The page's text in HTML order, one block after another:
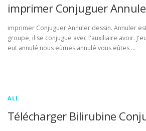
imprimer Conjuguer
imprimer Conjuguer Annuler dessin. Annuler
groupe, il se conjugue avec l'auxiliaire avoir.
eut annulé nous eûmes annulé vous eûtes …
ALL
Télécharger Bilirubine